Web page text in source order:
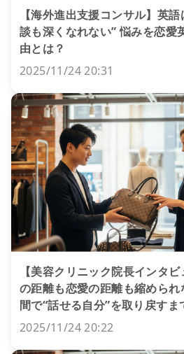
【海外進出支援コンサル】英
談も深くなれない” 悩みを恋愛
由とは？
2025/11/24 20:31
【美容クリニック院長インタ
の距離も恋愛の距離も縮めら
間で“話せる自分”を取り戻すま
2025/11/24 20:22